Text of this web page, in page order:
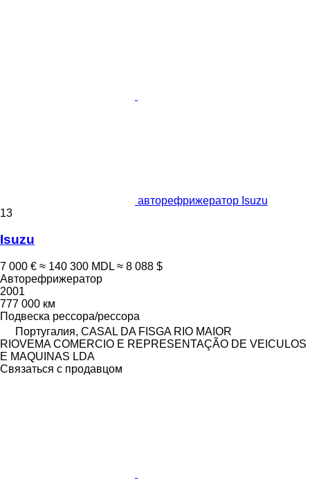
авторефрижератор Isuzu
13
Isuzu
7 000 € ≈ 140 300 MDL ≈ 8 088 $
Авторефрижератор
2001
777 000 км
Подвеска рессора/рессора
Португалия, CASAL DA FISGA RIO MAIOR
RIOVEMA COMERCIO E REPRESENTAÇÃO DE VEICULOS
E MAQUINAS LDA
Связаться с продавцом